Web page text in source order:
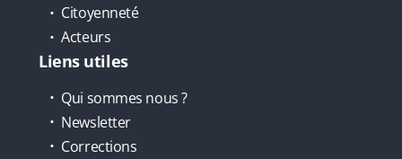
Citoyenneté
Acteurs
Liens utiles
Qui sommes nous ?
Newsletter
Corrections